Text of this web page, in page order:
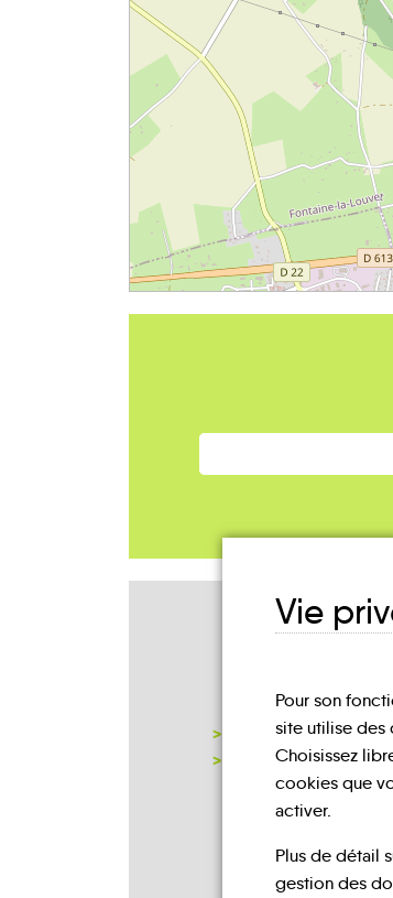
Mes
CCLPA
NOTRE PAGE
Vie
Pour son
site utilise des
Choisissez
cookies que
activer.
Plus de détail
gestion des